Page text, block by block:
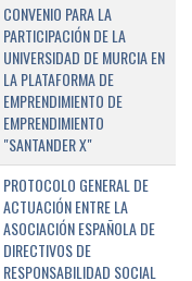
CONVENIO PARA LA
PARTICIPACIÓN DE LA
UNIVERSIDAD DE MURCIA EN
LA PLATAFORMA DE
EMPRENDIMIENTO DE
EMPRENDIMIENTO
"SANTANDER X"
PROTOCOLO GENERAL DE
ACTUACIÓN ENTRE LA
ASOCIACIÓN ESPAÑOLA DE
DIRECTIVOS DE
RESPONSABILIDAD SOCIAL